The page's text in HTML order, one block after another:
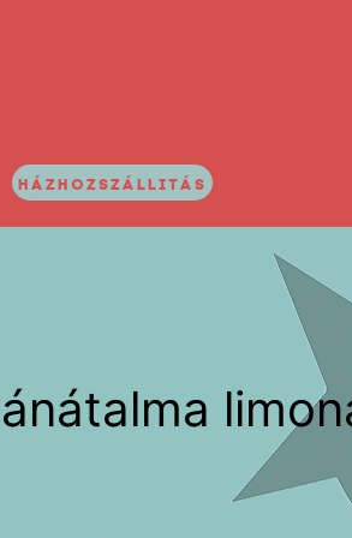
HÁZHOZSZÁLLITÁS